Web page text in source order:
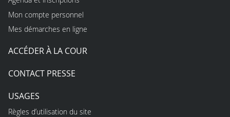
Mon compte personnel
Mes démarches en ligne
ACCÉDER À LA COUR
CONTACT PRESSE
USAGES
Règles d’utilisation du site